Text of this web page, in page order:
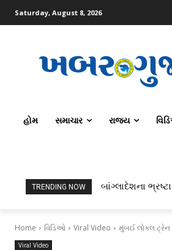
Saturday, August 8, 2026
હોમ સમાચાર રાજ્ય
TRENDING NOW બાંગ્લાદેશના
Home વિડિઓ Viral Video મુંબઈ લોકલ ટ્રેન
Viral Video